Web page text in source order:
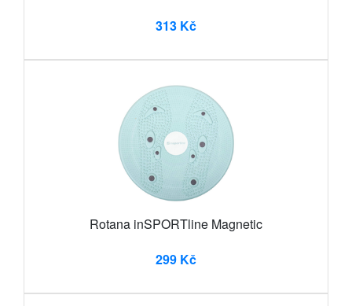
313 Kč
Rotana inSPORTline Magnetic
299 Kč